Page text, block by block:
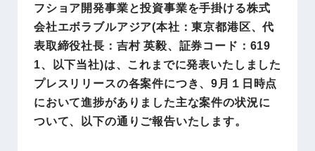
フショア開発事業と投資事業を手掛ける株式
会社エボラブルアジア(本社：東京都港区、代
表取締役社長：吉村 英毅、証券コード：619
1、以下当社)は、これまでに発表いたしました
プレスリリースの各案件につき、9月１日時点
において進捗がありました主な案件の状況に
ついて、以下の通りご報告いたします。